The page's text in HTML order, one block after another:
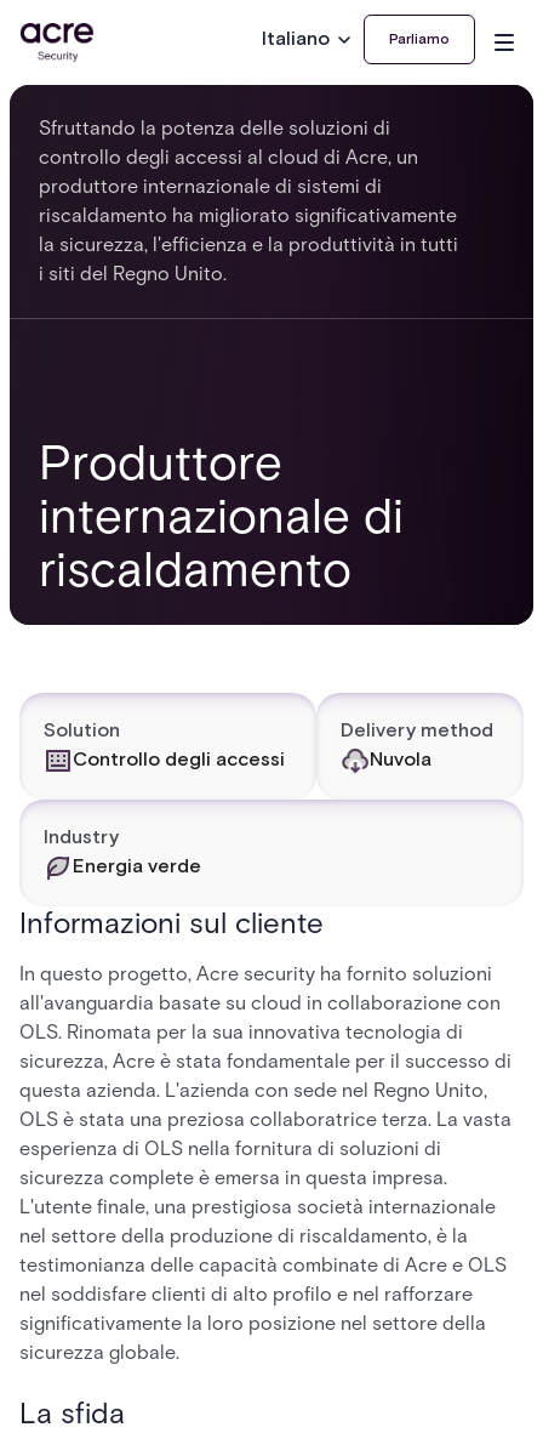
Italiano Parliamo
Produttore
internazionale di
riscaldamento
Sfruttando la potenza delle soluzioni di
controllo degli accessi al cloud di Acre, un
produttore internazionale di sistemi di
riscaldamento ha migliorato significativamente
la sicurezza, l'efficienza e la produttività in tutti
i siti del Regno Unito.
Solution
Controllo degli accessi
Delivery method
Nuvola
Industry
Energia verde
Informazioni sul cliente
In questo progetto, Acre security ha fornito soluzioni
all'avanguardia basate su cloud in collaborazione con
OLS. Rinomata per la sua innovativa tecnologia di
sicurezza, Acre è stata fondamentale per il successo di
questa azienda. L'azienda con sede nel Regno Unito,
OLS è stata una preziosa collaboratrice terza. La vasta
esperienza di OLS nella fornitura di soluzioni di
sicurezza complete è emersa in questa impresa.
L'utente finale, una prestigiosa società internazionale
nel settore della produzione di riscaldamento, è la
testimonianza delle capacità combinate di Acre e OLS
nel soddisfare clienti di alto profilo e nel rafforzare
significativamente la loro posizione nel settore della
sicurezza globale.
La sfida